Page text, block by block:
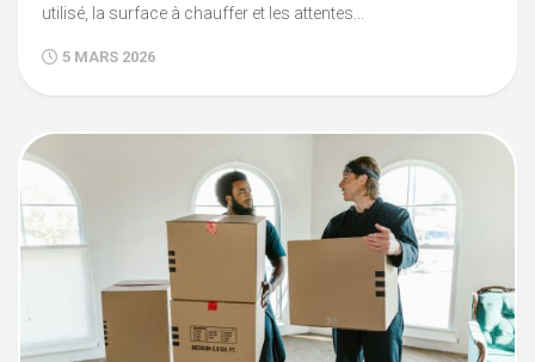
utilisé, la surface à chauffer et les attentes...
5 MARS 2026